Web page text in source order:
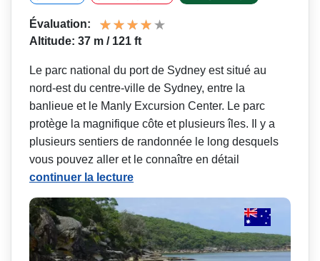
Évaluation:
Altitude: 37 m / 121 ft
Le parc national du port de Sydney est situé au
nord-est du centre-ville de Sydney, entre la
banlieue et le Manly Excursion Center. Le parc
protège la magnifique côte et plusieurs îles. Il y a
plusieurs sentiers de randonnée le long desquels
vous pouvez aller et le connaître en détail
continuer la lecture